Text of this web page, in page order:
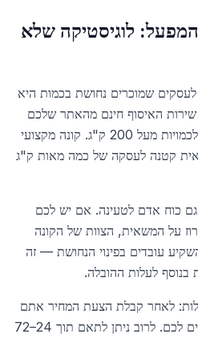
לוגיסטיקה שלא
שמוכרים נחושת בכמות היא
האיסוף חינם מהאתר שלכם
הוא חלק בלתי נפרד מהעסקה לכמויות מעל 200 ק"ג. קונה מקצועי
קטנה לעסקה של כמה מאות ק"ג
גם כוח אדם לטעינה. אם יש לכם
על המשאית, הצוות של הקונה
עובדים בפינוי הנחושת — זה
בנוסף לעלות ההובלה.
לאחר קבלת הצעת המחיר אתם
קובעים תאריך ושעה שמתאימים לכם. לרוב ניתן לתאם תוך 24–72